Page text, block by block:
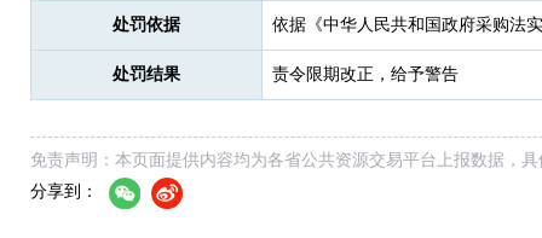
处罚依据 依据《中华人民共和国政府采购法
处罚结果 责令限期改正，给予警告
免责声明：本页面提供内容均为各省公共资源交易平台上报数据，
分享到：